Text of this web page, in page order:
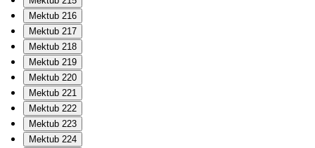
Mektub 216
Mektub 217
Mektub 218
Mektub 219
Mektub 220
Mektub 221
Mektub 222
Mektub 223
Mektub 224